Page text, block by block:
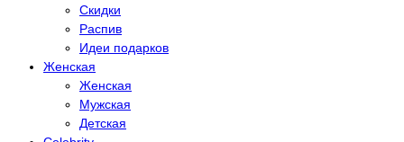
Скидки
Распив
Идеи подарков
Женская
Женская
Мужская
Детская